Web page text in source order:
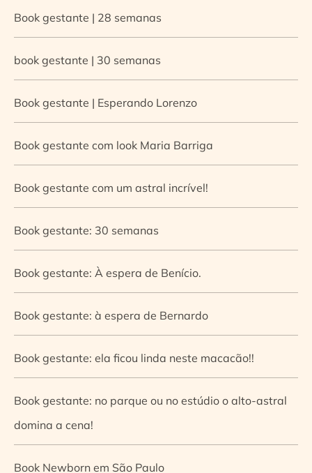
Book gestante | 28 semanas
book gestante | 30 semanas
Book gestante | Esperando Lorenzo
Book gestante com look Maria Barriga
Book gestante com um astral incrível!
Book gestante: 30 semanas
Book gestante: À espera de Benício.
Book gestante: à espera de Bernardo
Book gestante: ela ficou linda neste macacão!!
Book gestante: no parque ou no estúdio o alto-astral
domina a cena!
Book Newborn em São Paulo